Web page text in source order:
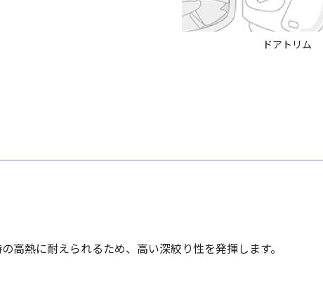
ドアトリム
高熱に耐えられるため、高い深絞り性を発揮します。